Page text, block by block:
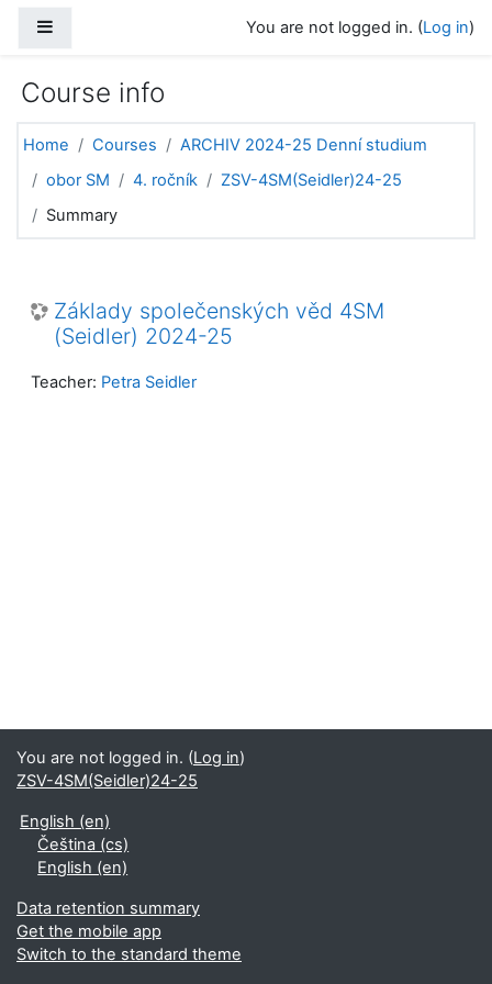
You are not logged in. (Log in)
Course info
Home Courses
ARCHIV 2024-25 Denní studium
obor SM
4. ročník
ZSV-4SM(Seidler)24-25
Summary
Základy společenských věd 4SM
(Seidler) 2024-25
Teacher: Petra Seidler
You are not logged in. (Log in)
ZSV-4SM(Seidler)24-25
English ‎(en)‎
Čeština ‎(cs)‎
English ‎(en)‎
Data retention summary
Get the mobile app
Switch to the standard theme